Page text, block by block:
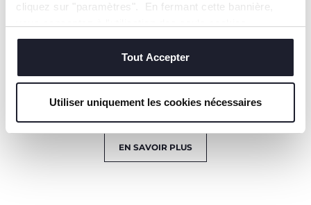
cliquez sur "paramètres". En fermant cette bannière,
techniques, qui sont essentiels au service demandé.
Tout Accepter
Utiliser uniquement les cookies nécessaires
CYCLE LONG
RÉSERVOIR POUR
HUILES
ESSENTIELLES
L'humidificateur est
équipé d'un réservoir
pour les huiles
essentielles.
EN SAVOIR PLUS